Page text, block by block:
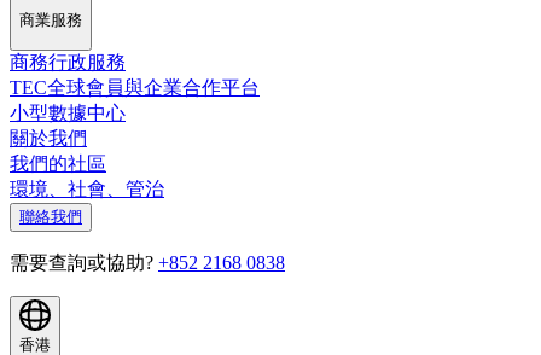
商業服務
商務行政服務
TEC全球會員與企業合作平台
小型數據中心
關於我們
我們的社區
環境、社會、管治
聯絡我們
需要查詢或協助? +852 2168 0838
香港